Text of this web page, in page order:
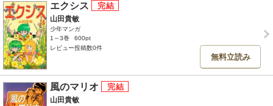
エクシス
山田貴敏
少年マンガ
1～3巻
600pt
レビュー投稿数0件
無料立読み
風のマリオ
山田貴敏